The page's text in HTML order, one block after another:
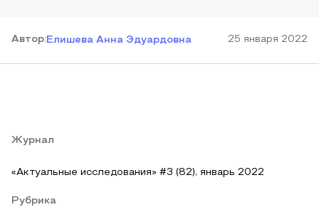
Автор:Елишева Анна Эдуардовна 25 января 2022
Журнал
«Актуальные исследования» #3 (82), январь 2022
Рубрика